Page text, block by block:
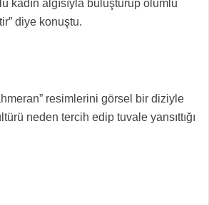
kadın algısıyla buluşturup olumlu
diye konuştu.
resimlerini görsel bir diziyle
neden tercih edip tuvale yansıttığı